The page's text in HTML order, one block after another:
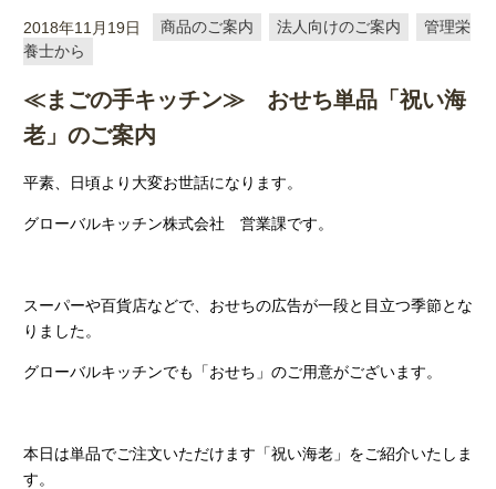
2018年11月19日 商品のご案内 法人向けのご案内
管理栄
養士から
≪まごの手キッチン≫ おせち単品「祝い海
老」のご案内
平素、日頃より大変お世話になります。
グローバルキッチン株式会社 営業課です。
スーパーや百貨店などで、おせちの広告が一段と目立つ季節とな
りました。
グローバルキッチンでも「おせち」のご用意がございます。
本日は単品でご注文いただけます「祝い海老」をご紹介いたしま
す。